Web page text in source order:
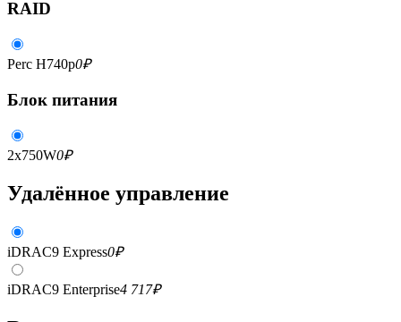
RAID
Perc H740p0₽
Блок питания
2x750W0₽
Удалённое управление
iDRAC9 Express0₽
iDRAC9 Enterprise4 717₽